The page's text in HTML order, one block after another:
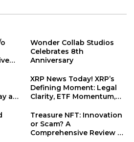
Wonder Collab Studios
Celebrates 8th
Anniversary
at
XRP News Today! XRP’s
Defining Moment: Legal
Clarity, ETF Momentum,
Landscape
Treasure NFT: Innovation
or Scam? A
Comprehensive Review of